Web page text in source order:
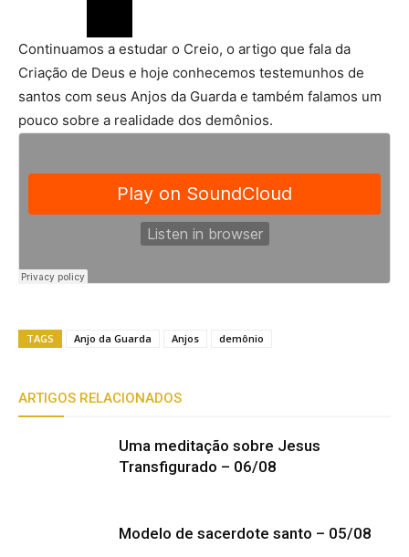
Continuamos a estudar o Creio, o artigo que fala da
Criação de Deus e hoje conhecemos testemunhos de
santos com seus Anjos da Guarda e também falamos um
pouco sobre a realidade dos demônios.
TAGS Anjo da Guarda Anjos demônio
ARTIGOS RELACIONADOS
Uma meditação sobre Jesus
Transfigurado – 06/08
Modelo de sacerdote santo – 05/08